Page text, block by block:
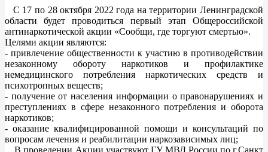
С 17 по 28 октября 2022 года на территории Ленинградской
области будет проводиться первый этап Общероссийской
антинаркотической акции «Сообщи, где торгуют смертью».
Целями акции являются:
- привлечение общественности к участию в противодействии
незаконному обороту наркотиков и профилактике
немедицинского потребления наркотических средств и
психотропных веществ;
- получение от населения информации о правонарушениях и
преступлениях в сфере незаконного потребления и оборота
наркотиков;
- оказание квалифицированной помощи и консультаций по
вопросам лечения и реабилитации наркозависимых лиц;
В проведении Акции участвуют ГУ МВД России по г.Санкт